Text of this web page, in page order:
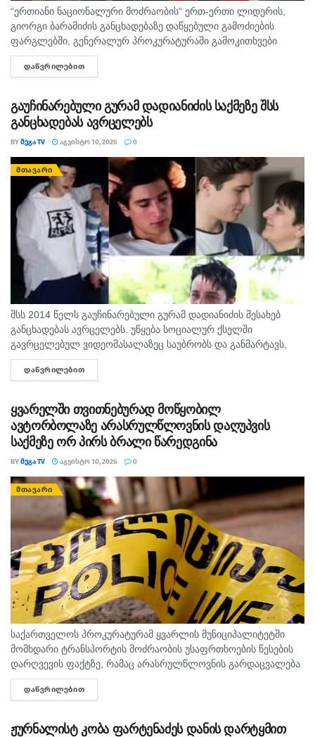
“ერთიანი ნაციონალური მოძრაობის“ ერთ-ერთი ლიდერის,
გიორგი ბარამიძის განცხადებაზე დაწყებული გამოძიების
ფარგლებში, გენერალურ პროკურატურაში გამოკითხვები
გრძელდება. ამჟამად პროკურატურაში გამოკითხვაზე
ვეტერანების საქმეთა სახელმწიფო სამსახურის
აფხაზეთის ომის დროს, შეიარაღებული...
ᲓᲐᲬᲕᲠᲘᲚᲔᲑᲘᲗ
გაუჩინარებული გურამ დადიანიძის საქმეზე შსს
განცხადებას ავრცელებს
BYᲛᲔᲒᲐ TV ᲐᲒᲕᲘᲡᲢᲝ 10, 2026 0
ᲛᲗᲐᲕᲐᲠᲘ
შსს 2014 წელს გაუჩინარებული გურამ დადიანიძის შესახებ
განცხადებას ავრცელებს. უწყება სოციალურ ქსელში
გავრცელებულ ვიდეომასალაზეც საუბრობს და განმარტავს,
რომ უკვე გამოიკითხა პირი, რომელმაც ვიდეო გადაიღო და
ატვირთა. შსს-ს თანახმად, გამოკითხვის შედეგად...
ᲓᲐᲬᲕᲠᲘᲚᲔᲑᲘᲗ
ყვარელში თვითნებურად მოწყობილ
ავტორბოლაზე არასრულწლოვნის დაღუპვის
საქმეზე ორ პირს ბრალი წარედგინა
BYᲛᲔᲒᲐ TV ᲐᲒᲕᲘᲡᲢᲝ 10, 2026 0
ᲛᲗᲐᲕᲐᲠᲘ
საქართველოს პროკურატურამ ყვარლის მუნიციპალიტეტში
მომხდარი ტრანსპორტის მოძრაობის უსაფრთხოების წესების
დარღვევის ფაქტზე, რამაც არასრულწლოვნის გარდაცვალება
გამოიწვია, ორ პირს ბრალდება წარუდგინა. ამის შესახებ
ინფორმაციას პროკურატურა ავრცელებს. საგამოძიებო უწყების
ᲓᲐᲬᲕᲠᲘᲚᲔᲑᲘᲗ
ჟურნალისტ კობა ფარტენაძეს დანის დარტყმით